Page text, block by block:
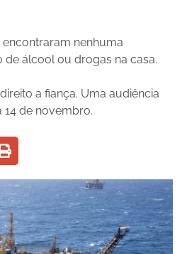
nenhuma
de álcool ou drogas na casa.
a fiança. Uma audiência
de novembro.